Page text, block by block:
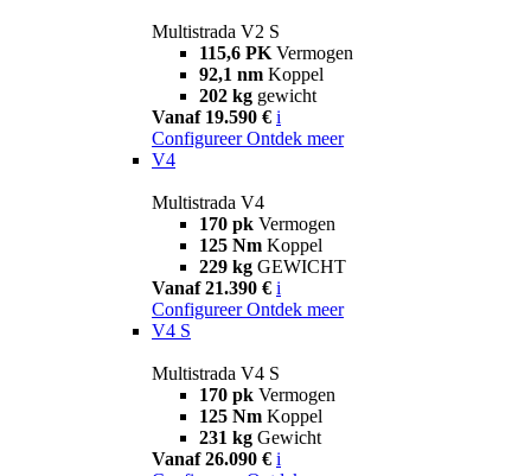
Multistrada V2 S
115,6 PK Vermogen
92,1 nm Koppel
202 kg gewicht
Vanaf 19.590 € i
Configureer Ontdek meer
V4
Multistrada V4
170 pk Vermogen
125 Nm Koppel
229 kg GEWICHT
Vanaf 21.390 € i
Configureer Ontdek meer
V4 S
Multistrada V4 S
170 pk Vermogen
125 Nm Koppel
231 kg Gewicht
Vanaf 26.090 € i